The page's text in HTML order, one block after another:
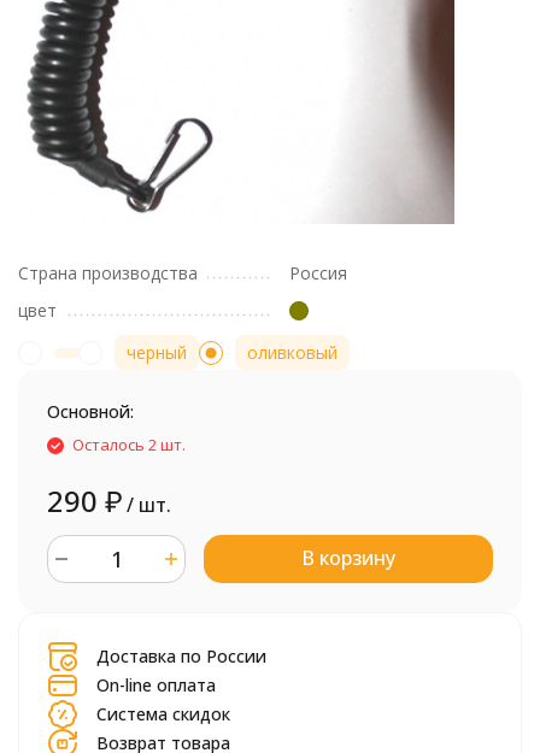
Страна производства
Россия
цвет
черный
оливковый
Основной:
Осталось 2 шт.
290 ₽/ шт.
В корзину
Доставка по России
On-line оплата
Система скидок
Возврат товара